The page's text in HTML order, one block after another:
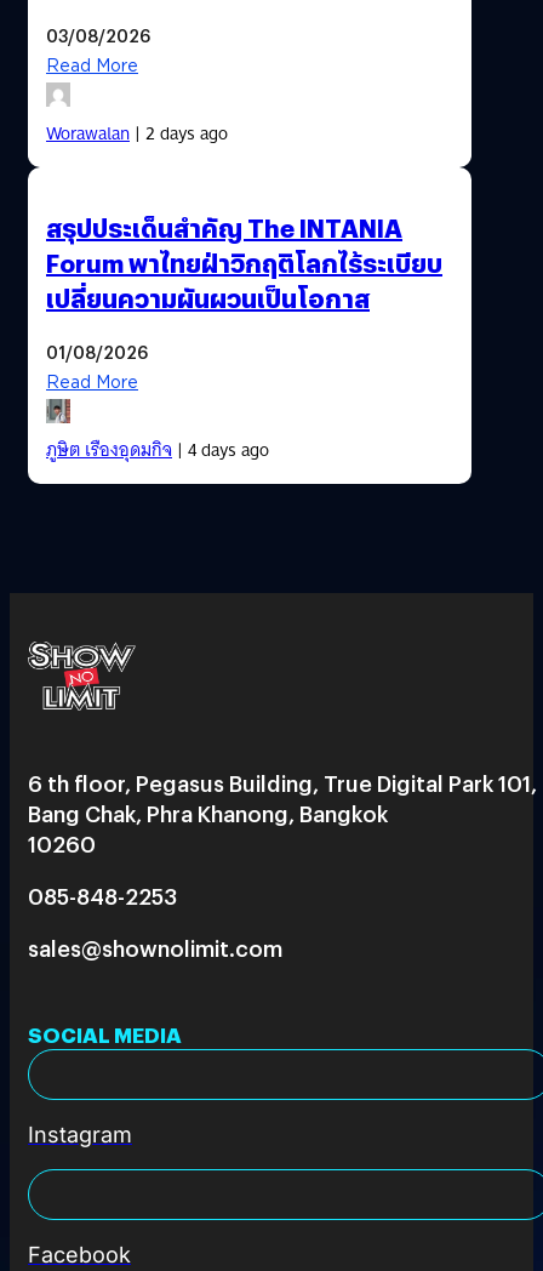
03/08/2026
Read More
Worawalan| 2 days ago
สรุปประเด็นสำคัญ The INTANIA
Forum พาไทยฝ่าวิกฤติโลกไร้ระเบียบ
เปลี่ยนความผันผวนเป็นโอกาส
01/08/2026
Read More
ภูษิต เรืองอุดมกิจ| 4 days ago
6 th floor, Pegasus Building, True Digital Park 101,
Bang Chak, Phra Khanong, Bangkok
10260
085-848-2253
sales@shownolimit.com
SOCIAL MEDIA
Instagram
Facebook